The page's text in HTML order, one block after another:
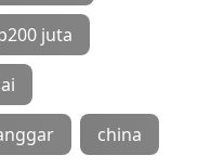
juta
china